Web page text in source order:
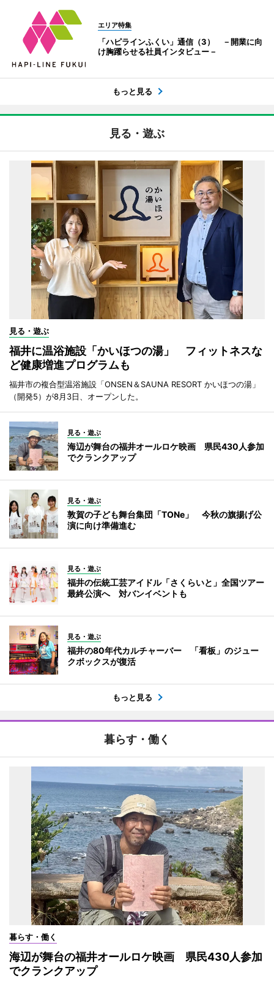
エリア特集
「ハピラインふくい」通信（3） －開業に向
け胸躍らせる社員インタビュー－
もっと見る
見る・遊ぶ
見る・遊ぶ
福井に温浴施設「かいほつの湯」 フィットネスな
ど健康増進プログラムも
福井市の複合型温浴施設「ONSEN＆SAUNA RESORT かいほつの湯」
（開発5）が8月3日、オープンした。
見る・遊ぶ
海辺が舞台の福井オールロケ映画 県民430人参加
でクランクアップ
見る・遊ぶ
敦賀の子ども舞台集団「TONe」 今秋の旗揚げ公
演に向け準備進む
見る・遊ぶ
福井の伝統工芸アイドル「さくらいと」全国ツアー
最終公演へ 対バンイベントも
見る・遊ぶ
福井の80年代カルチャーバー 「看板」のジュー
クボックスが復活
もっと見る
暮らす・働く
暮らす・働く
海辺が舞台の福井オールロケ映画 県民430人参加
でクランクアップ